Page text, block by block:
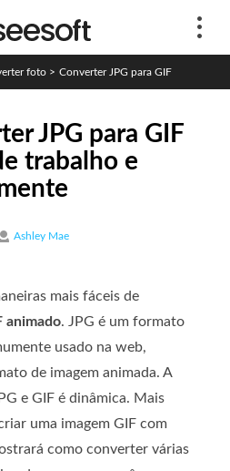
foto > Converter JPG para GIF
JPG para GIF
trabalho e
Ashley Mae
mais fáceis de
animado. JPG é um formato
usado na web,
de imagem animada. A
e GIF é dinâmica. Mais
uma imagem GIF com
como converter várias